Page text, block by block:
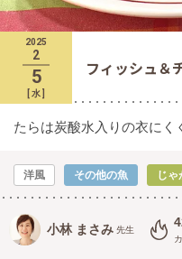
2025
2
5
水
フィッシュ＆
たらは炭酸水入りの衣にく
洋風 その他の魚 じ
小林 まさみ 先生